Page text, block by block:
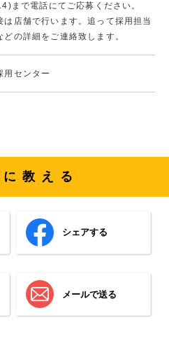
まで電話にてご応募ください。
店舗で行います。追って採用担当
の詳細をご連絡致します。
用センター
教える
シェアする
メールで送る